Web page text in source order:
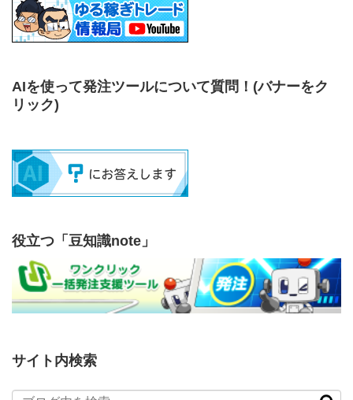
AIを使って発注ツールについて質問！ (バナーをク
リック)
役立つ「豆知識note」
サイト内検索